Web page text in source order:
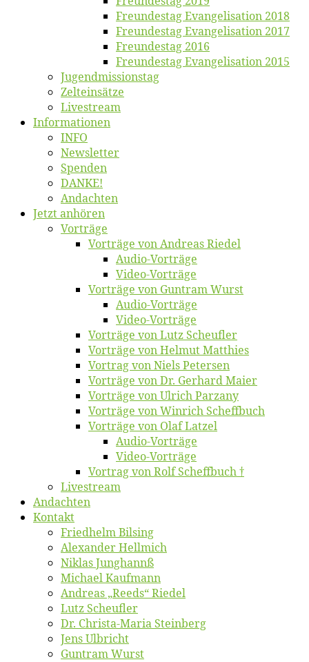
Freun­des­tag Evan­ge­li­sa­ti­on 2018
Freun­des­tag Evan­ge­li­sa­ti­on 2017
Freun­des­tag 2016
Freun­des­tag Evan­ge­li­sa­ti­on 2015
Jugend­mis­sions­tag
Zelt­ein­sät­ze
Live­stream
Informatio­nen
INFO
News­let­ter
Spen­den
DANKE!
An­dach­ten
Jetzt an­hö­ren
Vor­trä­ge
Vor­trä­ge von An­dre­as Riedel
Au­dio-Vor­trä­ge
Vi­deo-Vor­trä­ge
Vor­trä­ge von Gun­tram Wurst
Au­dio-Vor­trä­ge
Vi­deo-Vor­trä­ge
Vor­trä­ge von Lutz Scheufler
Vor­trä­ge von Hel­mut Matthies
Vor­trag von Niels Petersen
Vor­trä­ge von Dr. Ger­hard Maier
Vor­trä­ge von Ul­rich Parzany
Vor­trä­ge von Win­rich Scheffbuch
Vor­trä­ge von Olaf Latzel
Au­dio-Vor­trä­ge
Vi­deo-Vor­trä­ge
Vor­trag von Rolf Scheffbuch †
Live­stream
An­dach­ten
Kon­takt
Fried­helm Bilsing
Alex­an­der Hellmich
Ni­klas Junghannß
Mi­cha­el Kaufmann
An­dre­as „Reeds“ Riedel
Lutz Scheuf­ler
Dr. Chris­­ta-Ma­ria Steinberg
Jens Ulb­richt
Gun­tram Wurst